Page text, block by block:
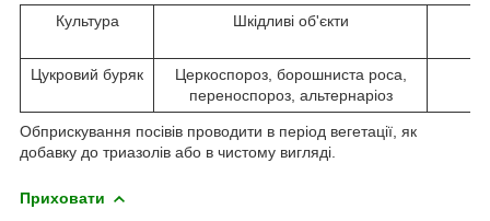
Культура Шкідливі об'єкти
Цукровий буряк
Церкоспороз, борошниста роса,
переноспороз, альтернаріоз
Обприскування посівів проводити в період вегетації, як
добавку до триазолів або в чистому вигляді.
Приховати